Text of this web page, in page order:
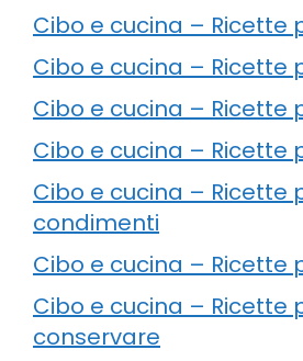
Cibo e cucina – Ricette
Cibo e cucina – Ricette
Cibo e cucina – Ricette
Cibo e cucina – Ricette
Cibo e cucina – Ricette
condimenti
Cibo e cucina – Ricette
Cibo e cucina – Ricette
conservare